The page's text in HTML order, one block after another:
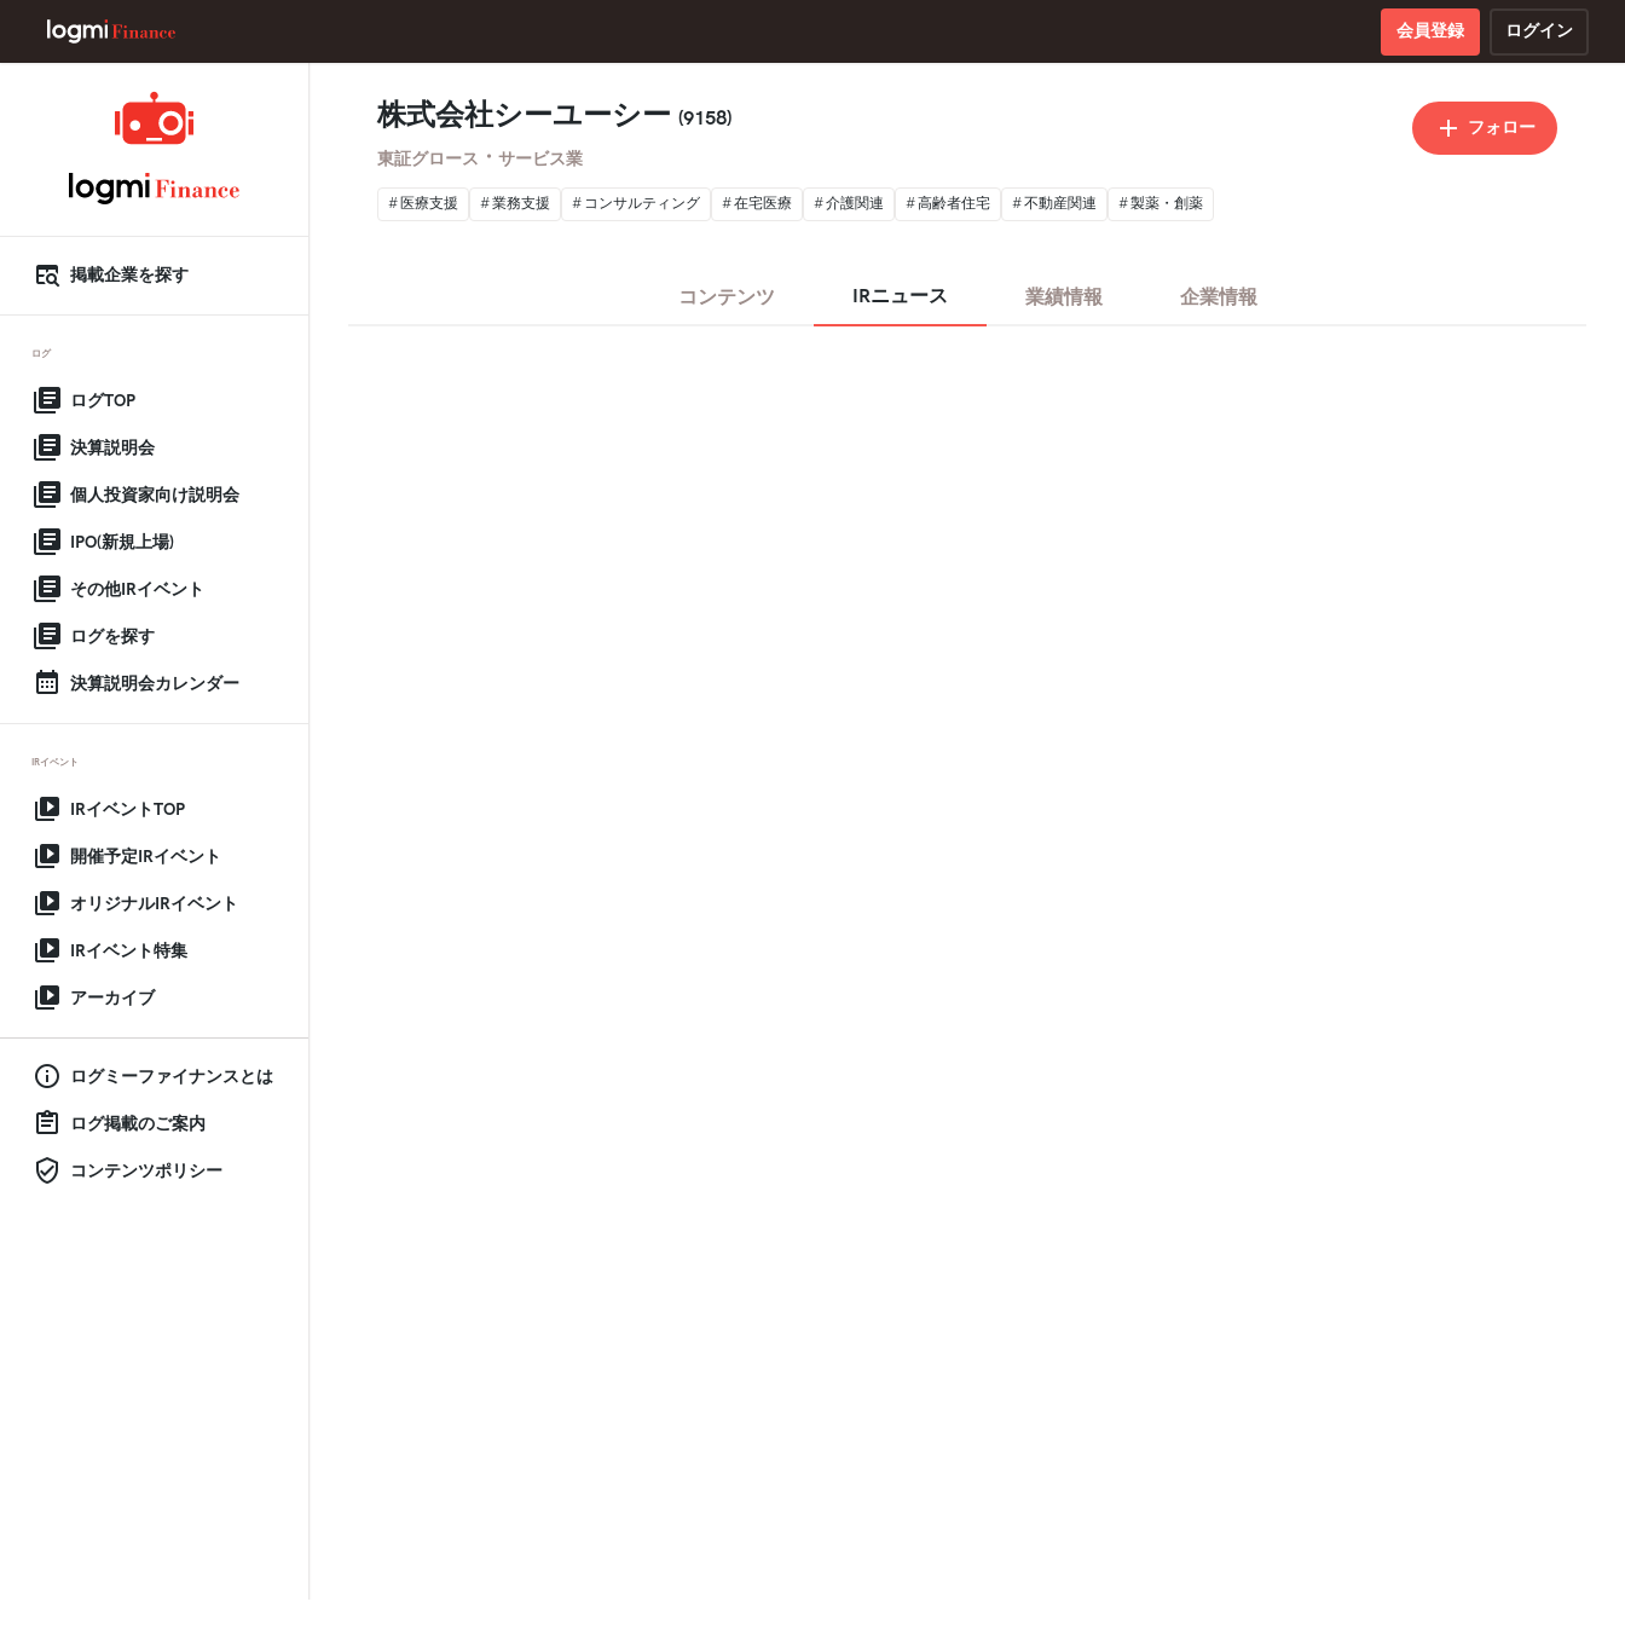
会員登録 ログイン
掲載企業を探す
ログ
ログTOP
決算説明会
個人投資家向け説明会
IPO(新規上場)
その他IRイベント
ログを探す
決算説明会カレンダー
IRイベント
IRイベントTOP
開催予定IRイベント
オリジナルIRイベント
IRイベント特集
アーカイブ
ログミーファイナンスとは
ログ掲載のご案内
コンテンツポリシー
株式会社シーユーシー (9158)
東証グロース ・ サービス業
フォロー
医療支援 業務支援 コンサルティング 在宅医療 介護関連 高齢者住宅 不動産関連 製薬・創薬
コンテンツ IRニュース 業績情報 企業情報